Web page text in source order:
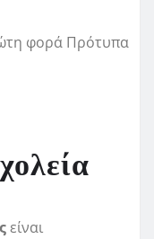
φορά Πρότυπα
είναι